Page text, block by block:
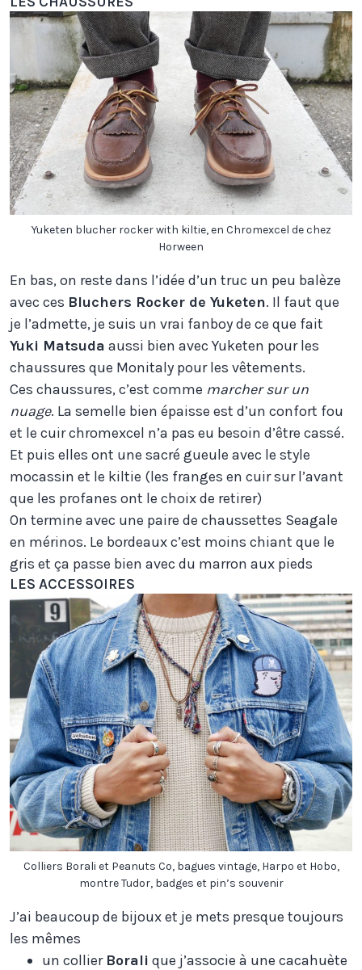
Yuketen blucher rocker with kiltie, en Chromexcel de chez
Horween
En bas, on reste dans l’idée d’un truc un peu balèze
avec ces Bluchers Rocker de Yuketen. Il faut que
je l’admette, je suis un vrai fanboy de ce que fait
Yuki Matsuda aussi bien avec Yuketen pour les
chaussures que Monitaly pour les vêtements.
Ces chaussures, c’est comme marcher sur un
nuage. La semelle bien épaisse est d’un confort fou
et le cuir chromexcel n’a pas eu besoin d’être cassé.
Et puis elles ont une sacré gueule avec le style
mocassin et le kiltie (les franges en cuir sur l’avant
que les profanes ont le choix de retirer)
On termine avec une paire de chaussettes Seagale
en mérinos. Le bordeaux c’est moins chiant que le
gris et ça passe bien avec du marron aux pieds
LES ACCESSOIRES
Colliers Borali et Peanuts Co, bagues vintage, Harpo et Hobo,
montre Tudor, badges et pin’s souvenir
J’ai beaucoup de bijoux et je mets presque toujours
les mêmes
un collier Borali que j’associe à une cacahuète